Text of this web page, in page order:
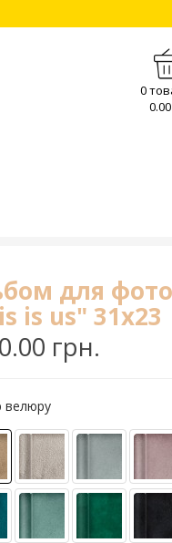
0
для
is us" 31х23
грн.
велюру